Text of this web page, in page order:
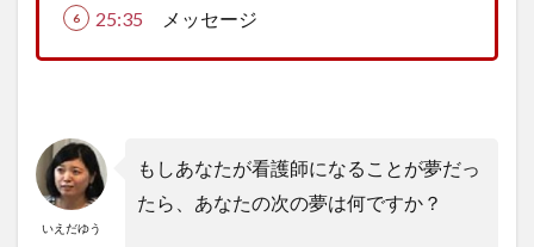
25:35 メッセージ
いえだゆう
もしあなたが看護師になることが夢だっ
たら、あなたの次の夢は何ですか？